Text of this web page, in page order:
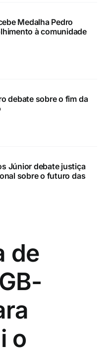
Medalha Pedro
à comunidade
debate sobre o fim da
Júnior debate justiça
sobre o futuro das
de
o